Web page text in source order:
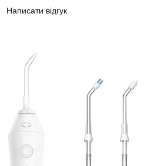
Написати відгук